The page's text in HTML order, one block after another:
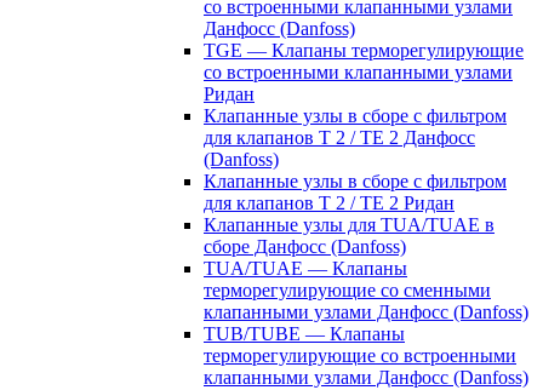
со встроенными клапанными узлами
Данфосс (Danfoss)
TGE — Клапаны терморегулирующие
со встроенными клапанными узлами
Ридан
Клапанные узлы в сборе с фильтром
для клапанов T 2 / TE 2 Данфосс
(Danfoss)
Клапанные узлы в сборе с фильтром
для клапанов T 2 / TE 2 Ридан
Клапанные узлы для TUA/TUAE в
сборе Данфосс (Danfoss)
TUA/TUAE — Клапаны
терморегулирующие со сменными
клапанными узлами Данфосс (Danfoss)
TUB/TUBE — Клапаны
терморегулирующие со встроенными
клапанными узлами Данфосс (Danfoss)